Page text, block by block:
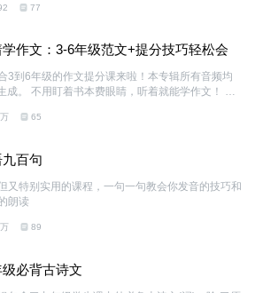
热爱，提升审美能力与人文素养。 —— 这是一把
就能跟着学句子建筑法，我们会先打好句子“地
加修饰词让句子更生
会教大家把短句拼成漂亮的长段落 。 不用费劲儿
睡前听一听记一记，轻松掌握作文基础，让你下笔
时，再也不用发愁凑句子，快快来听起来吧！
77
作文：3-6年级范文+提分技巧轻松会
3到6年级的作文提分课来啦！本专辑所有音频均
睛，听着就能学作文！ 每
园趣事，还是难忘的成长瞬间，都能听到。更有一
文。 每天花上十几分钟，上学路上、睡
都能听，不知不觉就能掌握作文秘诀，让作文成绩
蹭蹭往上涨！ 快来加入我们，一起轻松搞定作文吧！
65
百句
又特别实用的课程，一句一句教会你发音的技巧和
朗读
89
级必背古诗文